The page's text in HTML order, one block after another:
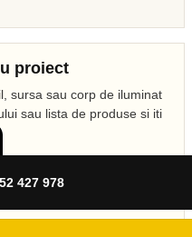
proiect
sursa sau corp de iluminat
sau lista de produse si iti
427 978